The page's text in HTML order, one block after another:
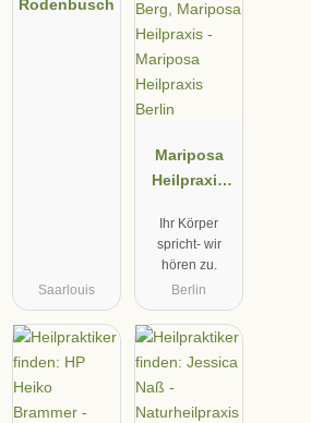
Rodenbusch
Saarlouis
Mariposa
Heilpraxis
Ihr Körper
spricht- wir
hören zu.
Berlin